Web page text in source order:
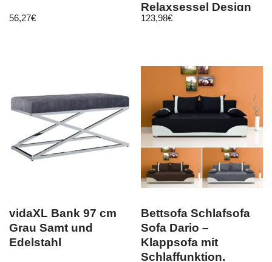
56,27€
Relaxsessel Design
Schaukelsessel
123,98€
vidaXL Bank 97 cm
Grau Samt und
Edelstahl
Bettsofa Schlafsofa
Sofa Dario –
Klappsofa mit
Schlaffunktion,